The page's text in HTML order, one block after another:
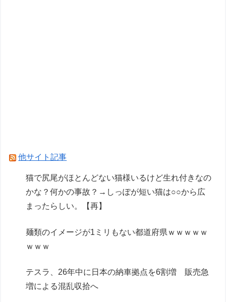
Powered by livedoor 相互RSS
他サイト記事
猫で尻尾がほとんどない猫様いるけど生れ付きなの
かな？何かの事故？→しっぽが短い猫は○○から広
まったらしい。【再】
麺類のイメージが1ミリもない都道府県ｗｗｗｗｗ
ｗｗｗ
テスラ、26年中に日本の納車拠点を6割増 販売急
増による混乱収拾へ